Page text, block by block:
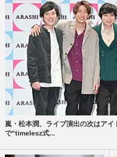
嵐・松本潤、ライブ演出の次はア
で“timelesz式...